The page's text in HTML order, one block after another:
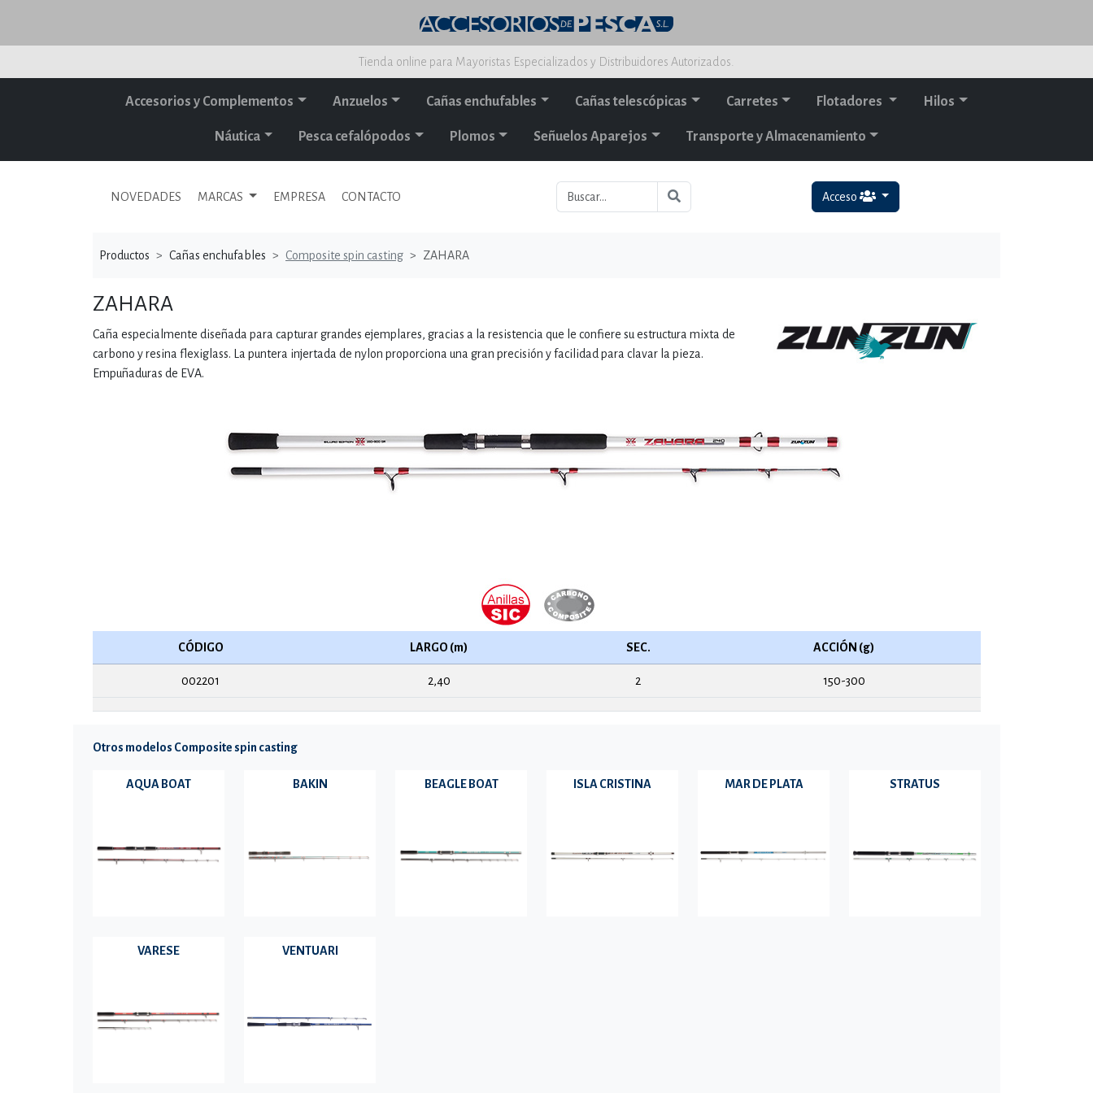
Tienda online para Mayoristas Especializados y Distribuidores Autorizados.
Accesorios y Complementos Anzuelos Cañas enchufables Cañas telescópicas Carretes Flotadores Hilos
Náutica Pesca cefalópodos Plomos Señuelos Aparejos Transporte y Almacenamiento
NOVEDADES MARCAS EMPRESA CONTACTO Acceso
Productos Cañas enchufables Composite spin casting ZAHARA
ZAHARA
Caña especialmente diseñada para capturar grandes ejemplares, gracias a la resistencia que le confiere su estructura mixta de
carbono y resina flexiglass. La puntera injertada de nylon proporciona una gran precisión y facilidad para clavar la pieza.
Empuñaduras de EVA.
CÓDIGO LARGO (m) SEC. ACCIÓN (g)
002201 2,40 2 150-300
Otros modelos Composite spin casting
AQUA BOAT BAKIN BEAGLE BOAT ISLA CRISTINA MAR DE PLATA STRATUS
VARESE VENTUARI